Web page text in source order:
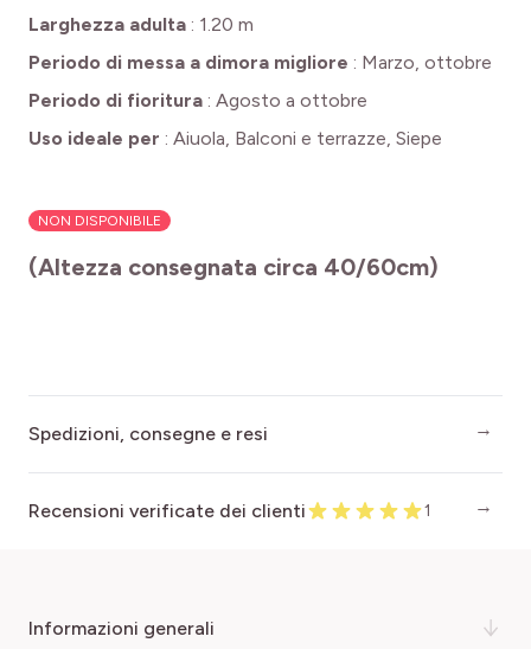
Larghezza adulta : 1.20 m
Periodo di messa a dimora migliore : Marzo, ottobre
Periodo di fioritura : Agosto a ottobre
Uso ideale per : Aiuola, Balconi e terrazze, Siepe
NON DISPONIBILE
(Altezza consegnata circa 40/60cm)
Spedizioni, consegne e resi
Recensioni verificate dei clienti 1
informazioni generali